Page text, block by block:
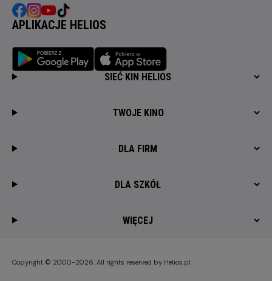
APLIKACJE HELIOS
SIEĆ KIN HELIOS
TWOJE KINO
DLA FIRM
DLA SZKÓŁ
WIĘCEJ
Copyright © 2000-2026. All rights reserved by Helios.pl